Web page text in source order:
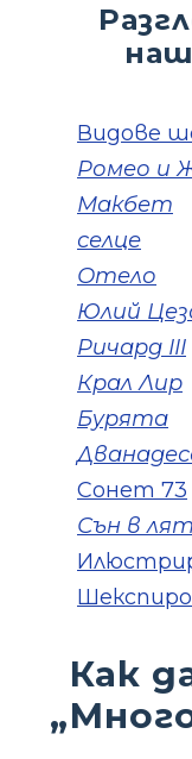
Видове
Ромео и
Макбет
селце
Отело
Юлий
Ричард III
Крал Лир
Бурята
Сонет 73
Сън в
Как